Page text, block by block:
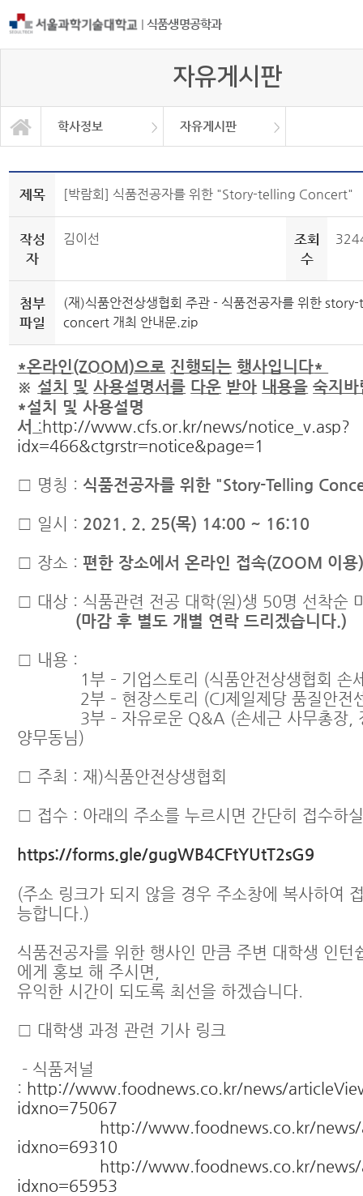
| 식품생명공학과
자유게시판
학사정보 자유게시판
학과소개
교과과정
학사정보
대학원
정보광장
커뮤니티
학사일정
공지사항
자유게시판
취업정보
Q&A
제목 [박람회] 식품전공자를 위한 "Story-telling Concert"
작성
자
김이선
조회
수
첨부
파일
(재)식품안전상생협회 주관 - 식품전공자를 위한
concert 개최 안내문.zip
*온라인(ZOOM)으로 진행되는 행사입니다*
※ 설치 및 사용설명서를 다운 받아 내용을 숙지
*설치 및 사용설명
서 : http://www.cfs.or.kr/news/notice_v.asp?
idx=466&ctgrstr=notice&page=1
□ 명칭 : 식품전공자를 위한 "Story-Telling
□ 일시 : 2021. 2. 25(목) 14:00 ~ 16:10
□ 장소 : 편한 장소에서 온라인 접속(ZOOM 이용
□ 대상 : 식품관련 전공 대학(원)생 50명 선착순
(마감 후 별도 개별 연락 드리겠습니다.)
□ 내용 :
1부 – 기업스토리 (식품안전상생협회 손세
2부 – 현장스토리 (CJ제일제당 품질안전센
3부 – 자유로운 Q&A (손세근 사무총장,
양무동님)
□ 주최 : 재)식품안전상생협회
□ 접수 : 아래의 주소를 누르시면 간단히 접수하
https://forms.gle/gugWB4CFtYUtT2sG9
(주소 링크가 되지 않을 경우 주소창에 복사하여
능합니다.)
식품전공자를 위한 행사인 만큼 주변 대학생 인턴
에게 홍보 해 주시면,
유익한 시간이 되도록 최선을 하겠습니다.
□ 대학생 과정 관련 기사 링크
- 식품저널
: http://www.foodnews.co.kr/news/
idxno=75067
http://www.foodnews.co.kr/
idxno=69310
http://www.foodnews.co.kr/
idxno=65953